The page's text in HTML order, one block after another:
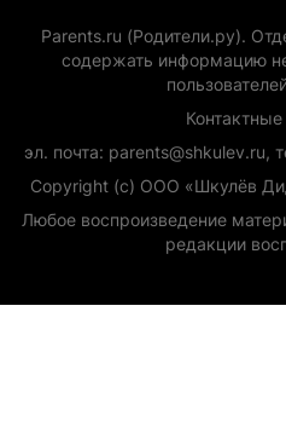
Parents.ru (Родители.ру).
содержать информацию
эл. почта:
Copyright (с) ООО «Шкулёв
Любое воспроизведение
редакции